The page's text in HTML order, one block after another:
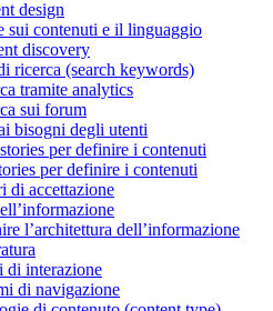
design
sui contenuti e il linguaggio
discovery
ricerca (search keywords)
tramite analytics
sui forum
bisogni degli utenti
per definire i contenuti
per definire i contenuti
di accettazione
l’architettura dell’informazione
di interazione
di navigazione